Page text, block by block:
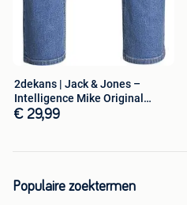
2dekans | Jack & Jones –
Intelligence Mike Original
Jeans –
€ 29,99
Populaire zoektermen